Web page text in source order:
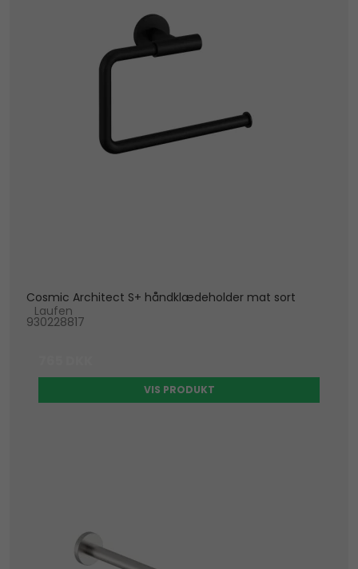
Cosmic Architect S+ håndklædeholder mat sort
Laufen
930228817
VIS PRODUKT